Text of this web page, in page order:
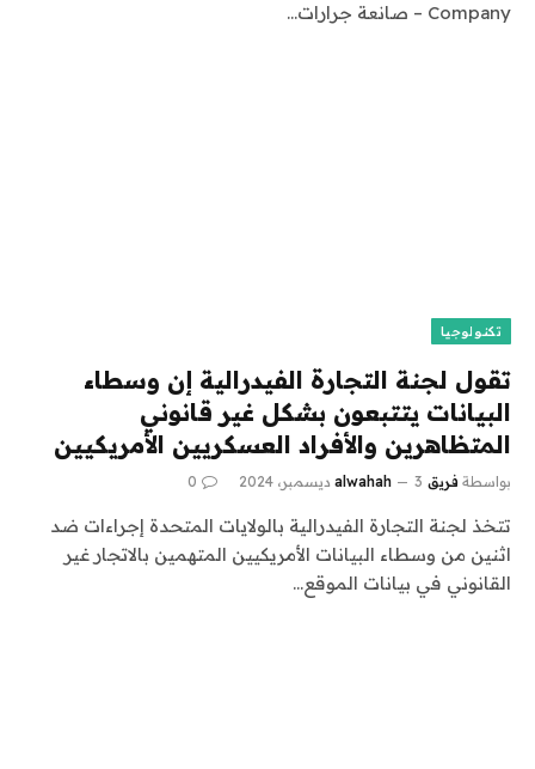
Company – صانعة جرارات…
تكنولوجيا
تقول لجنة التجارة الفيدرالية إن وسطاء
البيانات يتتبعون بشكل غير قانوني
المتظاهرين والأفراد العسكريين الأمريكيين
بواسطة فريق alwahah 3 ديسمبر، 2024 0
تتخذ لجنة التجارة الفيدرالية بالولايات المتحدة إجراءات ضد
اثنين من وسطاء البيانات الأمريكيين المتهمين بالاتجار غير
القانوني في بيانات الموقع…